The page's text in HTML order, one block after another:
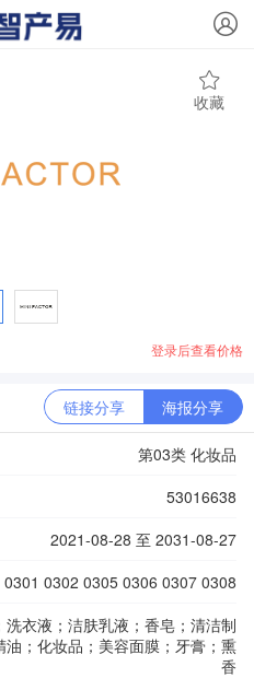
收藏
登录后查看价格
链接分享 海报分享
第03类 化妆品
53016638
2021-08-28 至 2031-08-27
0301 0302 0305 0306 0307 0308
洗衣液；洁肤乳液；香皂；清洁制
油；化妆品；美容面膜；牙膏；熏
香